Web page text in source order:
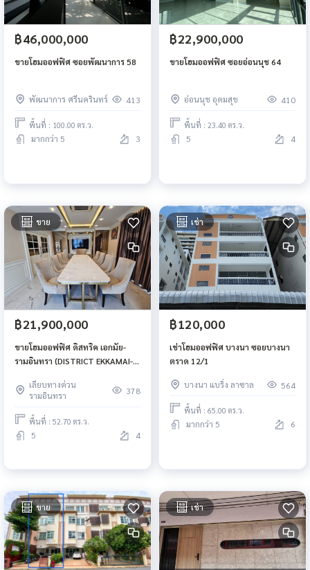
฿46,000,000
ขายโฮมออฟฟิศ ซอยพัฒนาการ 58
พัฒนาการ ศรีนครินทร์ 413
พื้นที่ : 100.00 ตร.ว.
มากกว่า 5 3
฿22,900,000
ขายโฮมออฟฟิศ ซอยอ่อนนุช 64
อ่อนนุช อุดมสุข 410
พื้นที่ : 23.40 ตร.ว.
5 4
ขาย
฿21,900,000
ขายโฮมออฟฟิศ ดิสทริค เอกมัย-
รามอินทรา (DISTRICT EKKAMAI-
เลียบทางด่วน
รามอินทรา
378
พื้นที่ : 52.70 ตร.ว.
5 4
เช่า
฿120,000
เช่าโฮมออฟฟิศ บางนา ซอยบางนา
ตราด 12/1
บางนา แบริ่ง ลาซาล 564
พื้นที่ : 65.00 ตร.ว.
มากกว่า 5 6
ขาย เช่า